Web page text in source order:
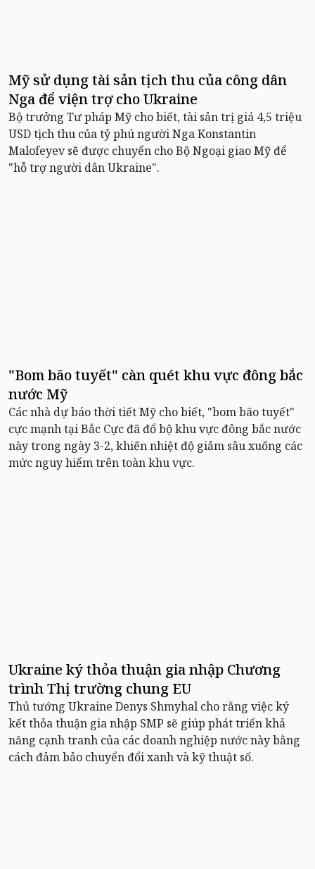
Mỹ sử dụng tài sản tịch thu của công dân
Nga để viện trợ cho Ukraine
Bộ trưởng Tư pháp Mỹ cho biết, tài sản trị giá 4,5 triệu
USD tịch thu của tỷ phú người Nga Konstantin
Malofeyev sẽ được chuyển cho Bộ Ngoại giao Mỹ để
"hỗ trợ người dân Ukraine".
"Bom bão tuyết" càn quét khu vực đông bắc
nước Mỹ
Các nhà dự báo thời tiết Mỹ cho biết, "bom bão tuyết"
cực mạnh tại Bắc Cực đã đổ bộ khu vực đông bắc nước
này trong ngày 3-2, khiến nhiệt độ giảm sâu xuống các
mức nguy hiểm trên toàn khu vực.
Ukraine ký thỏa thuận gia nhập Chương
trình Thị trường chung EU
Thủ tướng Ukraine Denys Shmyhal cho rằng việc ký
kết thỏa thuận gia nhập SMP sẽ giúp phát triển khả
năng cạnh tranh của các doanh nghiệp nước này bằng
cách đảm bảo chuyển đổi xanh và kỹ thuật số.